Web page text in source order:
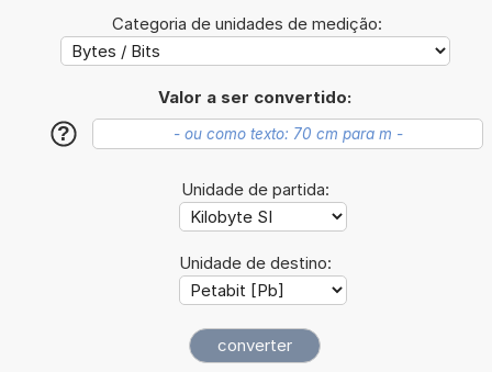
Categoria de unidades de medição:
Valor a ser convertido:
?
Unidade de partida:
Unidade de destino: